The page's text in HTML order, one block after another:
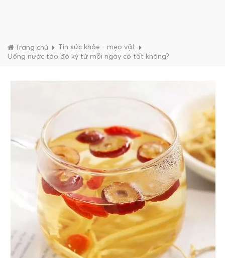
Trang chủ
Tin sức khỏe - mẹo vặt
Uống nước táo đỏ kỷ tử mỗi ngày có tốt không?